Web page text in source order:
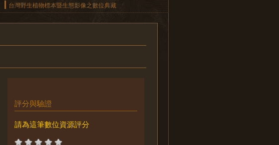
台灣野生植物標本暨生態影像之數位典藏
評分與驗證
請為這筆數位資源評分